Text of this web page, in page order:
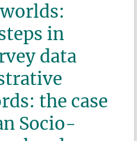
in
data
the case
Socio-